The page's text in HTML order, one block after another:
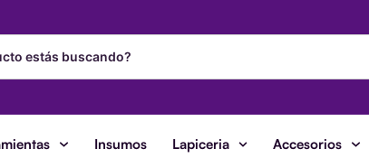
Insumos Lapiceria Accesorios